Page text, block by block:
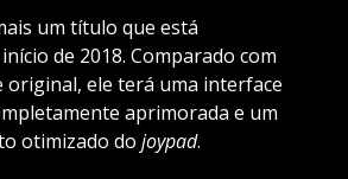
um título que está
de 2018. Comparado com
original, ele terá uma interface
aprimorada e um
otimizado do joypad.